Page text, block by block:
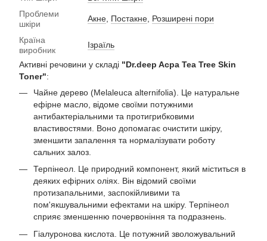
Проблеми
шкіри
Акне Постакне Розширені пори
Країна
виробник
Ізраїль
Активні речовини у складі "Dr.deep Acpa Tea Tree Skin
Toner":
Чайне дерево (Melaleuca alternifolia). Це натуральне
ефірне масло, відоме своїми потужними
антибактеріальними та протигрибковими
властивостями. Воно допомагає очистити шкіру,
зменшити запалення та нормалізувати роботу
сальних залоз.
Терпінеол. Це природний компонент, який міститься в
деяких ефірних оліях. Він відомий своїми
протизапальними, заспокійливими та
пом'якшувальними ефектами на шкіру. Терпінеол
сприяє зменшенню почервоніння та подразнень.
Гіалуронова кислота. Це потужний зволожувальний